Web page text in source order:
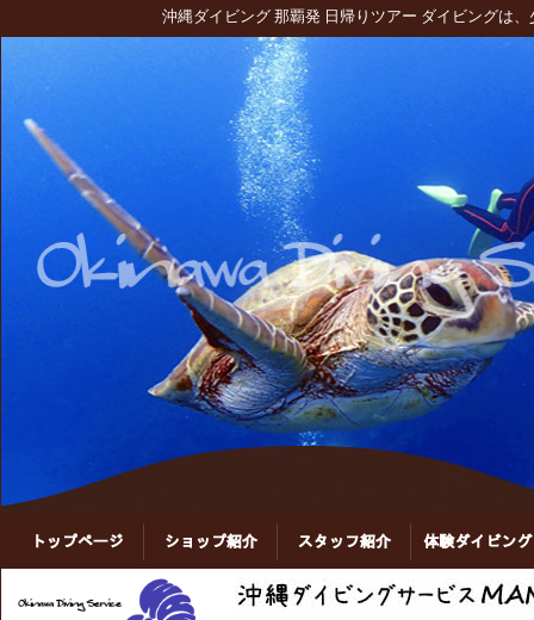
沖縄ダイビング 那覇発 日帰りツアー ダイビングは
ショップ紹介 スタッフ紹介